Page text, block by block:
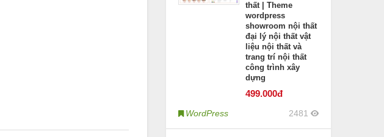
thất | Theme
wordpress
showroom nội thất
đại lý nội thất vật
liệu nội thất và
trang trí nội thất
công trình xây
dựng
499.000đ
WordPress 2481